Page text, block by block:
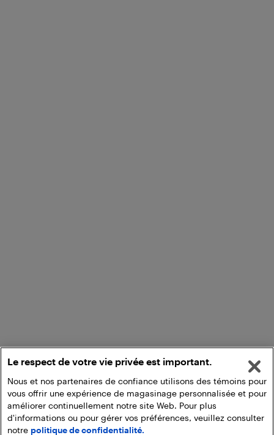
Ajouter au panier
Le respect de votre vie privée est important.
Nous et nos partenaires de confiance utilisons des témoins pour
vous offrir une expérience de magasinage personnalisée et pour
améliorer continuellement notre site Web. Pour plus
d'informations ou pour gérer vos préférences, veuillez consulter
notre politique de confidentialité.